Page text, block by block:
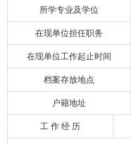
所学专业及学位
在现单位担任职务
在现单位工作起止时间
档案存放地点
户籍地址
工 作 经 历